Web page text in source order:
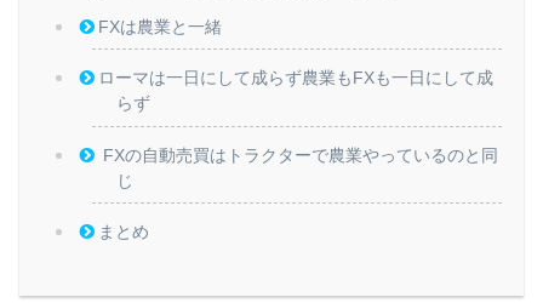
FXは農業と一緒
ローマは一日にして成らず農業もFXも一日にして成
らず
FXの自動売買はトラクターで農業やっているのと同
じ
まとめ